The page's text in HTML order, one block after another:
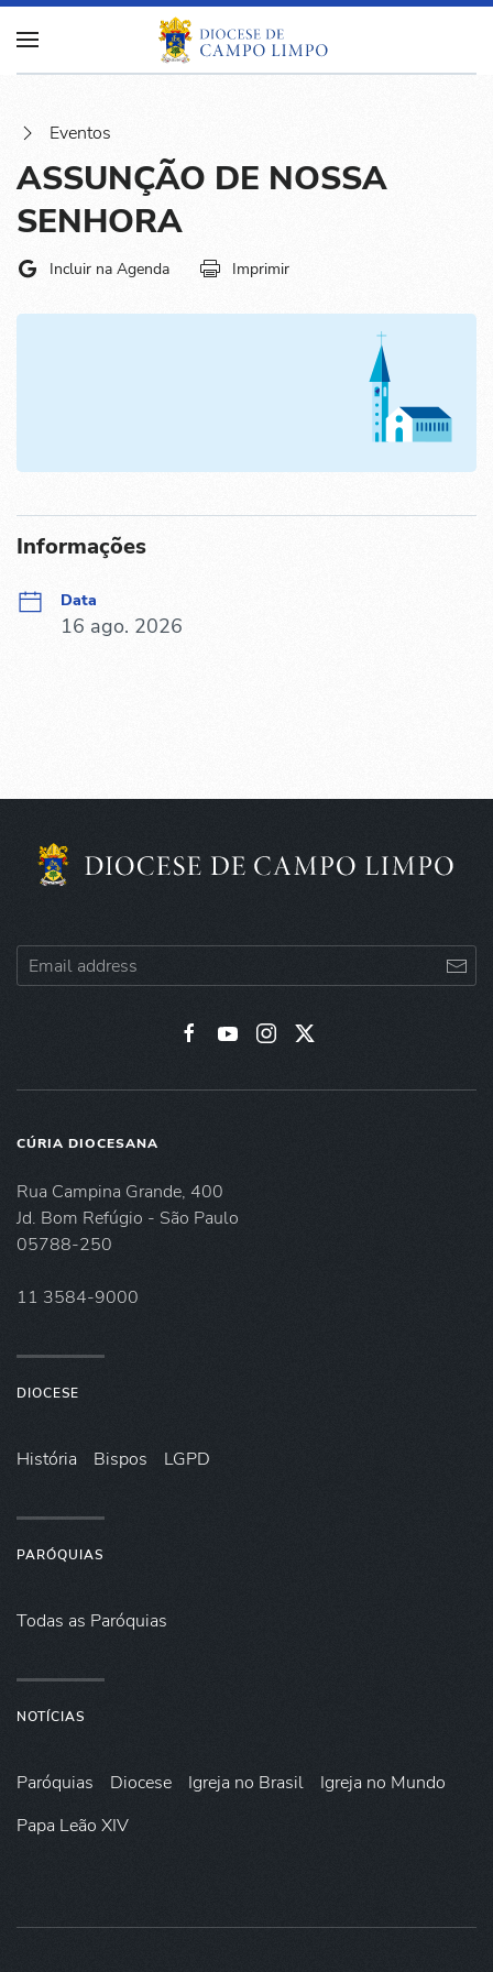
Eventos
ASSUNÇÃO DE NOSSA
SENHORA
Incluir na Agenda Imprimir
Informações
Data
16 ago. 2026
CÚRIA DIOCESANA
Rua Campina Grande, 400
Jd. Bom Refúgio - São Paulo
05788-250
11 3584-9000
DIOCESE
História Bispos LGPD
PARÓQUIAS
Todas as Paróquias
NOTÍCIAS
Paróquias Diocese Igreja no Brasil
Igreja no Mundo
Papa Leão XIV